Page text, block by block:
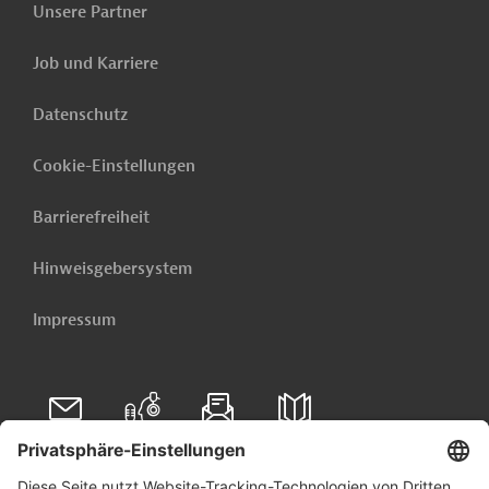
zugunsten der Landwirtschaft, 2. Phase
Weitere verwandte Inhalte anzeigen
Unsere Partner
Job und Karriere
Datenschutz
Cookie-Einstellungen
Barrierefreiheit
Hinweisgebersystem
Impressum